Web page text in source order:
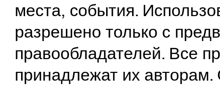
места, события.
разрешено только с
правообладателей. Все
принадлежат их